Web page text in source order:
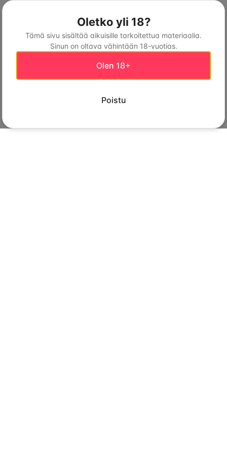
Oletko yli 18?
Tämä sivu sisältää aikuisille tarkoitettua materiaalia.
Sinun on oltava vähintään 18-vuotias.
Olen 18+
Poistu